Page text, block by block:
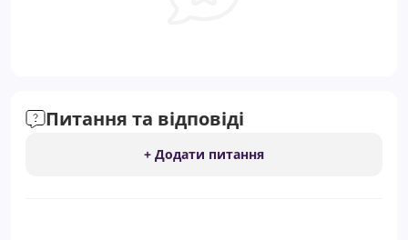
Питання та відповіді
+ Додати питання